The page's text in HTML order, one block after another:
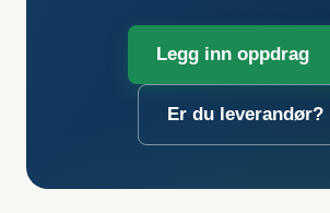
Legg inn oppdrag
Er du leverandør?